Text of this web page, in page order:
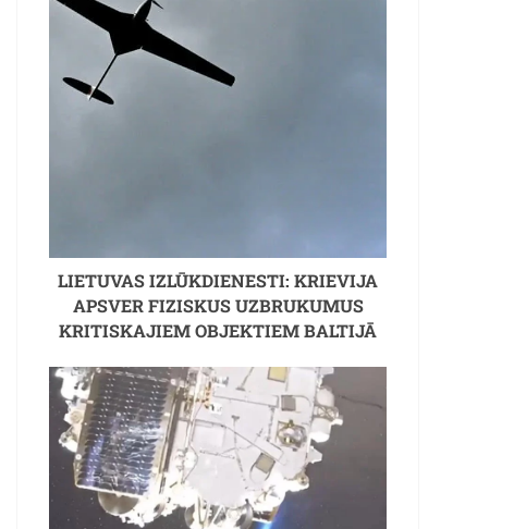
LIETUVAS IZLŪKDIENESTI: KRIEVIJA
APSVER FIZISKUS UZBRUKUMUS
KRITISKAJIEM OBJEKTIEM BALTIJĀ